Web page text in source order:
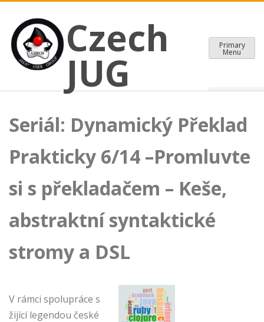
content
Czech JUG
CZECH JAVA USER GROUP
Czech
JUG
Primary
Menu
Seriál: Dynamický Překlad
Prakticky 6/14 –Promluvte
si s překladačem – Keše,
abstraktní syntaktické
stromy a DSL
V rámci spolupráce s
žijící legendou české